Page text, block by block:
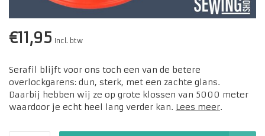
€11,95 Incl. btw
Serafil blijft voor ons toch een van de betere
overlockgarens: dun, sterk, met een zachte glans.
Daarbij hebben wij ze op grote klossen van 5000 meter
waardoor je echt heel lang verder kan. Lees meer.